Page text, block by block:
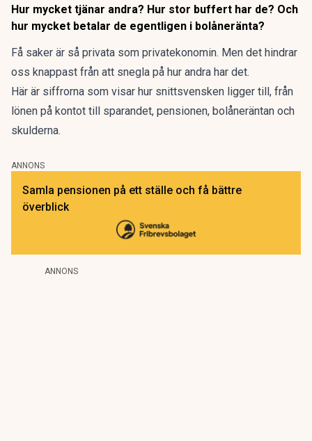
Hur mycket tjänar andra? Hur stor buffert har de? Och
hur mycket betalar de egentligen i bolåneränta?
Få saker är så privata som privatekonomin. Men det hindrar
oss knappast från att snegla på hur andra har det.
Här är siffrorna som visar hur snittsvensken ligger till, från
lönen på kontot till sparandet, pensionen, bolåneräntan och
skulderna.
ANNONS
Samla pensionen på ett ställe och få bättre
överblick
ANNONS